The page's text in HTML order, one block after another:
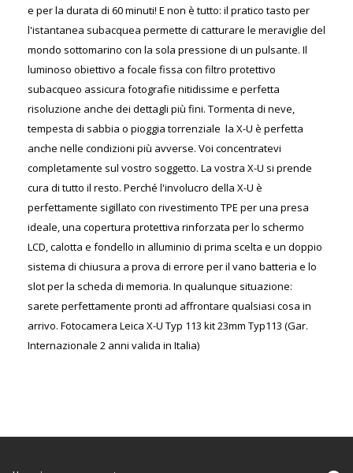
e per la durata di 60 minuti! E non è tutto: il pratico tasto per
l'istantanea subacquea permette di catturare le meraviglie del
mondo sottomarino con la sola pressione di un pulsante. Il
luminoso obiettivo a focale fissa con filtro protettivo
subacqueo assicura fotografie nitidissime e perfetta
risoluzione anche dei dettagli più fini. Tormenta di neve,
tempesta di sabbia o pioggia torrenziale  la X-U è perfetta
anche nelle condizioni più avverse. Voi concentratevi
completamente sul vostro soggetto. La vostra X-U si prende
cura di tutto il resto. Perché l'involucro della X-U è
perfettamente sigillato con rivestimento TPE per una presa
ideale, una copertura protettiva rinforzata per lo schermo
LCD, calotta e fondello in alluminio di prima scelta e un doppio
sistema di chiusura a prova di errore per il vano batteria e lo
slot per la scheda di memoria. In qualunque situazione:
sarete perfettamente pronti ad affrontare qualsiasi cosa in
arrivo. Fotocamera Leica X-U Typ 113 kit 23mm Typ113 (Gar.
Internazionale 2 anni valida in Italia)